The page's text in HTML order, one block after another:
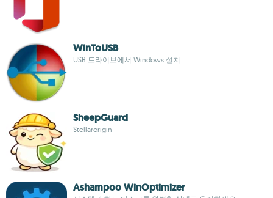
WinToUSB
USB 드라이브에서 Windows 설치
SheepGuard
Stellarorigin
Ashampoo WinOptimizer